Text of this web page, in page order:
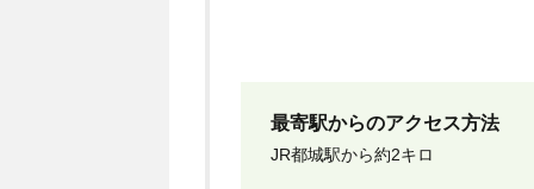
最寄駅からのアクセス方法
JR都城駅から約2キロ